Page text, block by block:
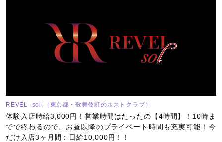
REVEL -sol-（東京都・歌舞伎町のホストクラブ）
体験入店時給3,000円！営業時間はたったの【4時間】！10時ま
でで終わるので、お昼以降のプライベート時間も充実可能！今
だけ入店3ヶ月間：日給10,000円！！